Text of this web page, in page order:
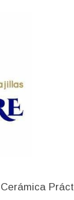
Cerámica